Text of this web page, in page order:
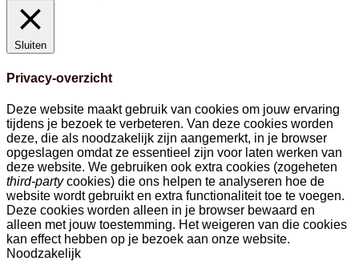
Sluiten
Privacy-overzicht
Deze website maakt gebruik van cookies om jouw ervaring
tijdens je bezoek te verbeteren. Van deze cookies worden
deze, die als noodzakelijk zijn aangemerkt, in je browser
opgeslagen omdat ze essentieel zijn voor laten werken van
deze website. We gebruiken ook extra cookies (zogeheten
third-partycookies) die ons helpen te analyseren hoe de
website wordt gebruikt en extra functionaliteit toe te voegen.
Deze cookies worden alleen in je browser bewaard en
alleen met jouw toestemming. Het weigeren van die cookies
kan effect hebben op je bezoek aan onze website.
Noodzakelijk